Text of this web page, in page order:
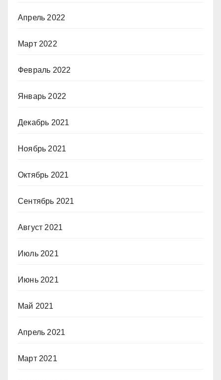
Апрель 2022
Март 2022
Февраль 2022
Январь 2022
Декабрь 2021
Ноябрь 2021
Октябрь 2021
Сентябрь 2021
Август 2021
Июль 2021
Июнь 2021
Май 2021
Апрель 2021
Март 2021